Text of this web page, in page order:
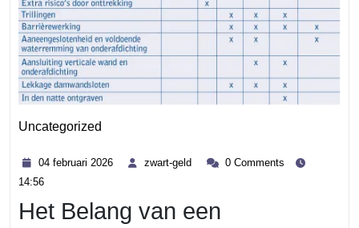
Uncategorized
04 februari 2026 zwart-geld
zwart- 0 Comments
14:56
Het Belang van een